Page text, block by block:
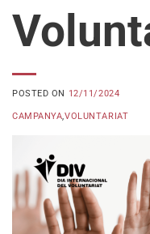
POSTED ON 12/11/2024
CAMPANYA,VOLUNTARIAT